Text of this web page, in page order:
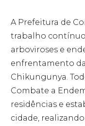
A Prefeitura de
trabalho
arboviroses e
enfrentamento
Chikungunya.
Combate a
residências e
cidade,